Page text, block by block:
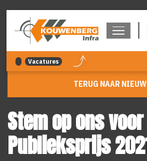
Vacatures
TERUG NAAR
Stem op ons
Publieksprijs